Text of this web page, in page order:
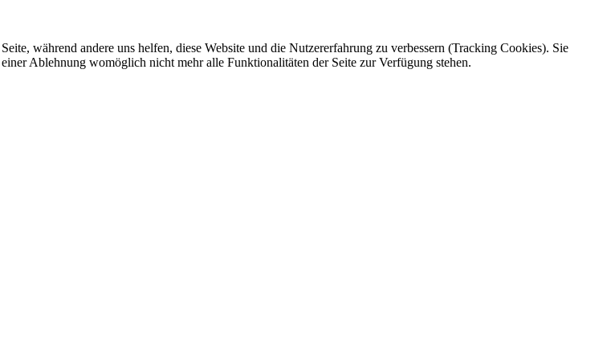
während andere uns helfen, diese Website und die Nutzererfahrung zu verbessern (Tracking Cookies). Sie
Ablehnung womöglich nicht mehr alle Funktionalitäten der Seite zur Verfügung stehen.